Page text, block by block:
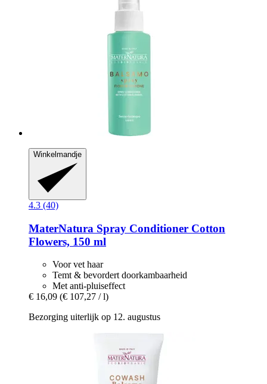
Winkelmandje
4.3 (40)
MaterNatura Spray Conditioner Cotton
Flowers, 150 ml
Voor vet haar
Temt & bevordert doorkambaarheid
Met anti-pluiseffect
€ 16,09 (€ 107,27 / l)
Bezorging uiterlijk op 12. augustus